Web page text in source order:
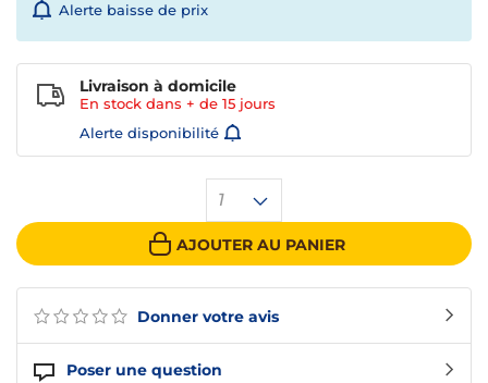
Donner votre avis
Poser une question
Alerte baisse de prix
1
AJOUTER AU PANIER
Livraison à domicile
En stock dans + de 15 jours
Alerte disponibilité